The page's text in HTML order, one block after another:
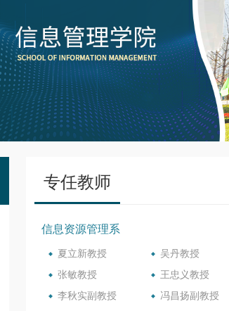
专任教师
信息资源管理系
夏立新教授 吴丹教授
张敏教授
王忠义教授
李秋实副教授
冯昌扬副教授